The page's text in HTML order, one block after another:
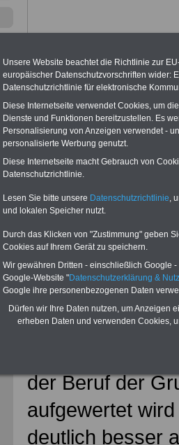
Zur Übersicht
Lehrerinnen
GEW: "JA13 -
verdienen!"
Aktionen für
Aufwertung des
Die
der Beruf der
aufgewertet
deutlich besser
Unsere Website beachtet die Richtlinie zur
europäischer Datenschutzvorschriften wider:
Datenschutzrichtlinie für elektronische
Diese Internetseite verwendet Cookies, um
Dienste und Funktionen bereitzustellen. Es
Personalisierung von Anzeigen verwendet -
personalisierte Werbung genutzt.
Diese Internetseite macht Gebrauch von
Datenschutzrichtlinie.
Lesen Sie bitte unsere Datenschutzrichtlinie,
und lokalen Speicher nutzt.
Durch das Klicken von "Zustimmung" geben
Cookies auf Ihrem Gerät zu speichern.
Wir gewähren Dritten - einschließlich Google
Google-Website "Datenschutzerklärung &
Google ihre personenbezogenen Daten
Dürfen wir Ihre Daten nutzen, um Anzeigen
erheben Daten und verwenden Cookies,